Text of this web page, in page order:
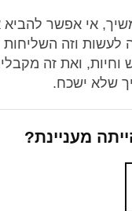
אי אפשר
לעשות וזה השליחות
וחיות, ואת זה
שלא ישכח.
מעניינת?